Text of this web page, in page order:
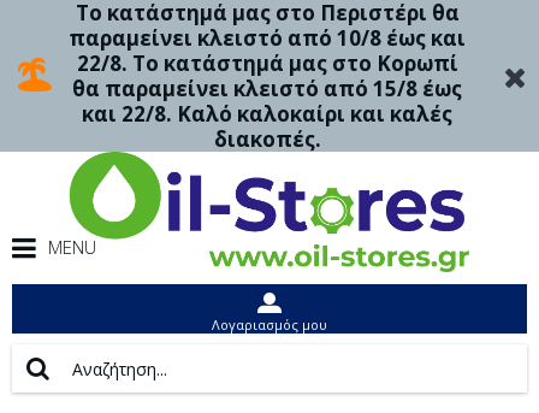
Το κατάστημά μας στο Περιστέρι θα
παραμείνει κλειστό από 10/8 έως και
22/8. Το κατάστημά μας στο Κορωπί
θα παραμείνει κλειστό από 15/8 έως
και 22/8. Καλό καλοκαίρι και καλές
διακοπές.
MENU
Λογαριασμός μου